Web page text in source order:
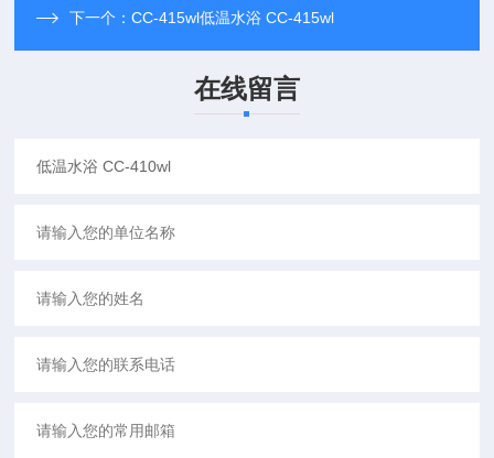
下一个：CC-415wl低温水浴 CC-415wl
在线留言